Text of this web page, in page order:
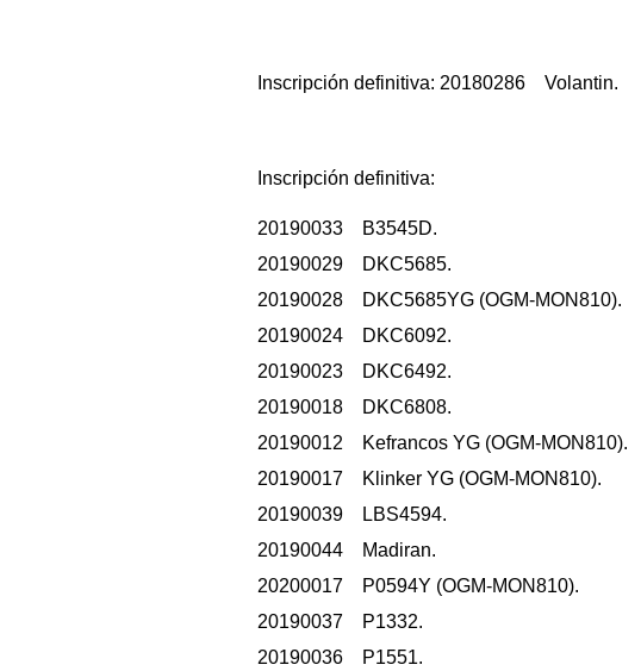
Inscripción definitiva: 20180286 Volantin.
Inscripción definitiva:
20190033 B3545D.
20190029 DKC5685.
20190028 DKC5685YG (OGM-MON810).
20190024 DKC6092.
20190023 DKC6492.
20190018 DKC6808.
20190012 Kefrancos YG (OGM-MON810).
20190017 Klinker YG (OGM-MON810).
20190039 LBS4594.
20190044 Madiran.
20200017 P0594Y (OGM-MON810).
20190037 P1332.
20190036 P1551.